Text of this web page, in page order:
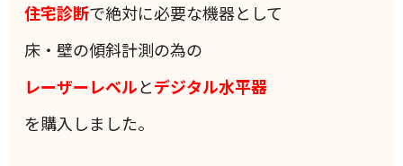
住宅診断で絶対に必要な機器として
床・壁の傾斜計測の為の
レーザーレベルとデジタル水平器
を購入しました。